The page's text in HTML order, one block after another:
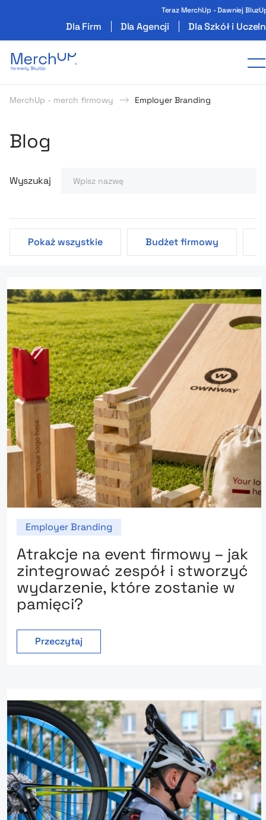
Teraz MerchUp - Dawniej
Dla Firm Dla Agencji Dla Szkół i
Odzież reklamowa z nadrukiem i gadżety
MerchUp - merch firmowy Employer Branding
Strategie i Pomysły
Poczytaj o produktach
Blog
Wyszukaj
Pokaż wszystkie Budżet firmowy
Employer Branding
Atrakcje na event firmowy – jak
zintegrować zespół i stworzyć
wydarzenie, które zostanie w
pamięci?
Przeczytaj